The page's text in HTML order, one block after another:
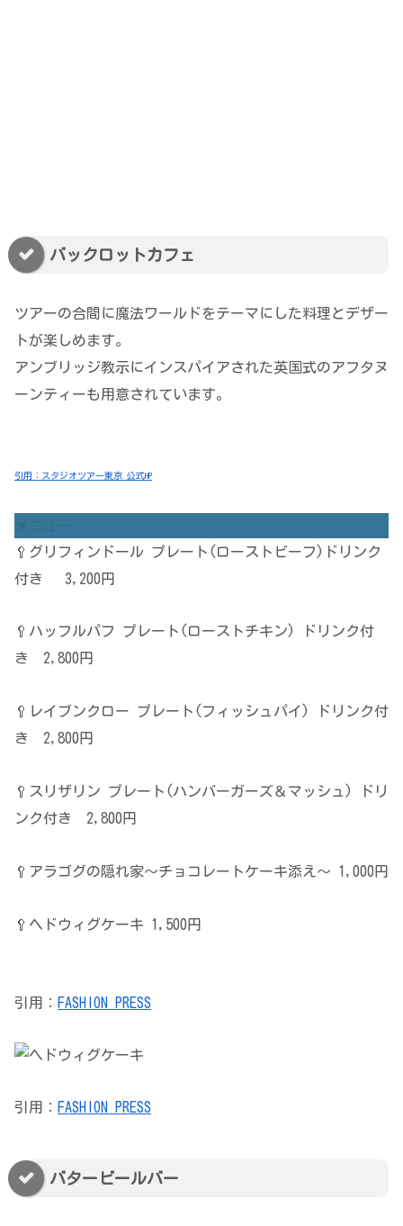
バックロットカフェ
ツアーの合間に魔法ワールドをテーマにした料理とデザー
トが楽しめます。
アンブリッジ教示にインスパイアされた英国式のアフタヌ
ーンティーも用意されています。
引用：スタジオツアー東京 公式HP
🥄グリフィンドール プレート(ローストビーフ)ドリンク
付き 3,200円
🥄ハッフルパフ プレート(ローストチキン) ドリンク付
き 2,800円
🥄レイブンクロー プレート(フィッシュパイ) ドリンク付
き 2,800円
🥄スリザリン プレート(ハンバーガーズ＆マッシュ) ドリ
ンク付き 2,800円
🥄アラゴグの隠れ家～チョコレートケーキ添え～ 1,000円
🥄ヘドウィグケーキ 1,500円
引用： FASHION PRESS
引用： FASHION PRESS
バタービールバー